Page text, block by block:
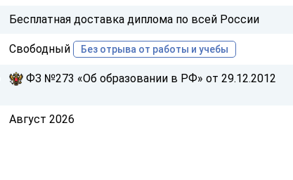
Бесплатная доставка диплома по всей России
Свободный Без отрыва от работы и учебы
ФЗ №273 «Об образовании в РФ» от 29.12.2012
Август 2026